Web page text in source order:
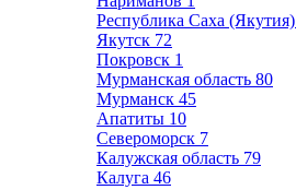
Республика Саха (Якутия)
Якутск 72
Покровск 1
Мурманская область 80
Мурманск 45
Апатиты 10
Североморск 7
Калужская область 79
Калуга 46